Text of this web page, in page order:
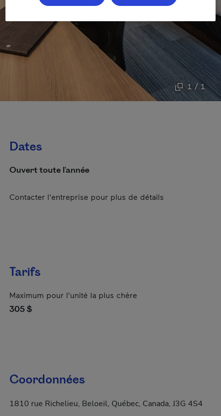
1 / 1
Dates
Ouvert toute l'année
Contacter l'entreprise pour plus de détails
Tarifs
Maximum pour l'unité la plus chère
305 $
Coordonnées
1810 rue Richelieu, Beloeil, Québec, Canada, J3G 4S4